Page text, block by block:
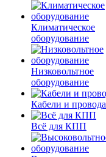
Климатическое
оборудование
Низковольтное
оборудование
Кабели и провода
Всё для КПП